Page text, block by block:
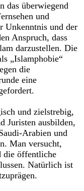
das überwiegend
und
Unkenntnis und der
Anspruch, dass
darzustellen. Die
„Islamphobie“
die
eine
und zielstrebig,
Juristen ausbilden,
Arabien und
Man versucht,
die öffentliche
Natürlich ist